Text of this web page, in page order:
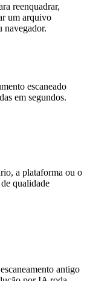
reenquadrar,
um arquivo
navegador.
escaneado
em segundos.
a plataforma ou o
qualidade
antigo